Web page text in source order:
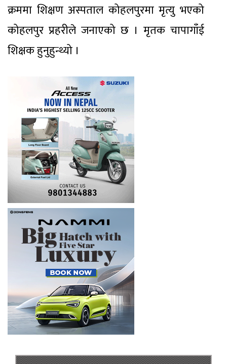
क्रममा शिक्षण अस्पताल कोहलपुरमा मृत्यु भएको
कोहलपुर प्रहरीले जनाएको छ । मृतक चापागाँई
शिक्षक हुनुहुन्थ्यो ।